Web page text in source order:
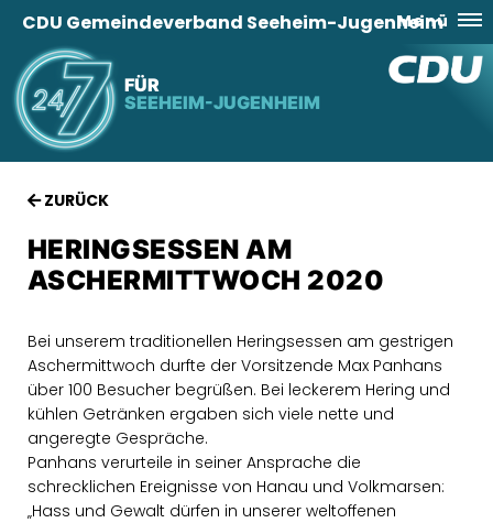
FÜR
SEEHEIM-JUGENHEIM
CDU Gemeindeverband Seeheim-Jugenheim
Menü
ZURÜCK
HERINGSESSEN AM
ASCHERMITTWOCH 2020
Bei unserem traditionellen Heringsessen am gestrigen
Aschermittwoch durfte der Vorsitzende Max Panhans
über 100 Besucher begrüßen. Bei leckerem Hering und
kühlen Getränken ergaben sich viele nette und
angeregte Gespräche.
Panhans verurteile in seiner Ansprache die
schrecklichen Ereignisse von Hanau und Volkmarsen:
Hass und Gewalt dürfen in unserer weltoffenen